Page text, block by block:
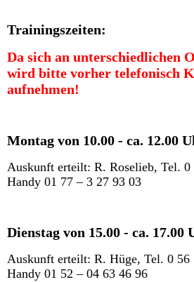
Trainingszeiten:
Da sich an unterschiedlichen
wird bitte vorher telefonisch
aufnehmen!
Montag von 10.00 - ca. 12.00
Auskunft erteilt: R. Roselieb, Tel. 0
Handy 01 77 – 3 27 93 03
Dienstag von 15.00 - ca. 17.00
Auskunft erteilt: R. Hüge, Tel. 0 56
Handy 01 52 – 04 63 46 96